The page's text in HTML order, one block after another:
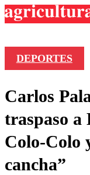
DEPORTES
Carlos
traspaso a
Colo-Colo
cancha”